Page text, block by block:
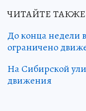
ЧИТАЙТЕ ТАКЖЕ
До конца недели
ограничено
На Сибирской
движения